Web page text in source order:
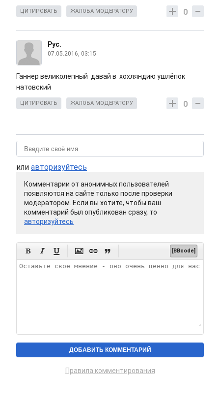
0
ЦИТИРОВАТЬ ЖАЛОБА МОДЕРАТОРУ
Рус.
07.05.2016, 03:15
Ганнер великолепный давай в хохляндию ушлёпок
натовский
0
ЦИТИРОВАТЬ ЖАЛОБА МОДЕРАТОРУ
или авторизуйтесь
Комментарии от анонимных пользователей
появляются на сайте только после проверки
модератором. Если вы хотите, чтобы ваш
комментарий был опубликован сразу, то
авторизуйтесь
      [BBcode]
Правила комментирования